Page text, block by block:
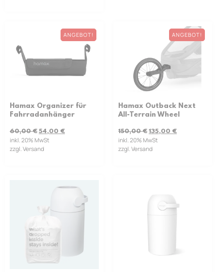
ANGEBOT!
Hamax Organizer für
Fahrradanhänger
60,00€ 54,00 €
inkl. 20% MwSt
zzgl. Versand
ANGEBOT!
Hamax Outback Next
All-Terrain Wheel
150,00€ 135,00 €
inkl. 20% MwSt
zzgl. Versand